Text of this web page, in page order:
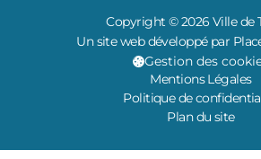
Copyright © 2026 Ville de
Un site web développé par
Gestion des
Mentions Légales
Politique de
Plan du site